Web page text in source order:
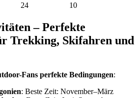
24 10
– Perfekte
Trekking, Skifahren und
Fans perfekte Bedingungen:
: Beste Zeit: November–März